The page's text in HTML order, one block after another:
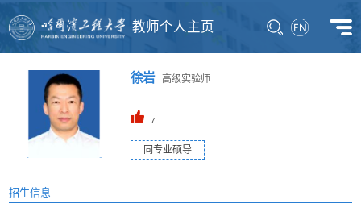
教师个人主页
徐岩高级实验师
7
同专业硕导
招生信息